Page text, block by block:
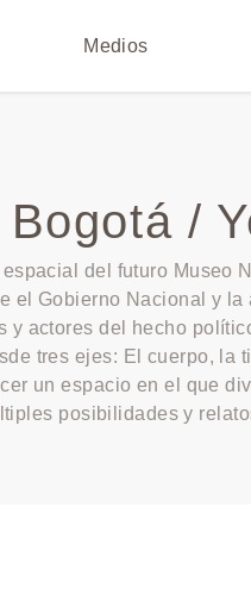
Medios
/
del futuro Museo
el Gobierno Nacional y
actores del hecho
tres ejes: El cuerpo, la
un espacio en el que
posibilidades y